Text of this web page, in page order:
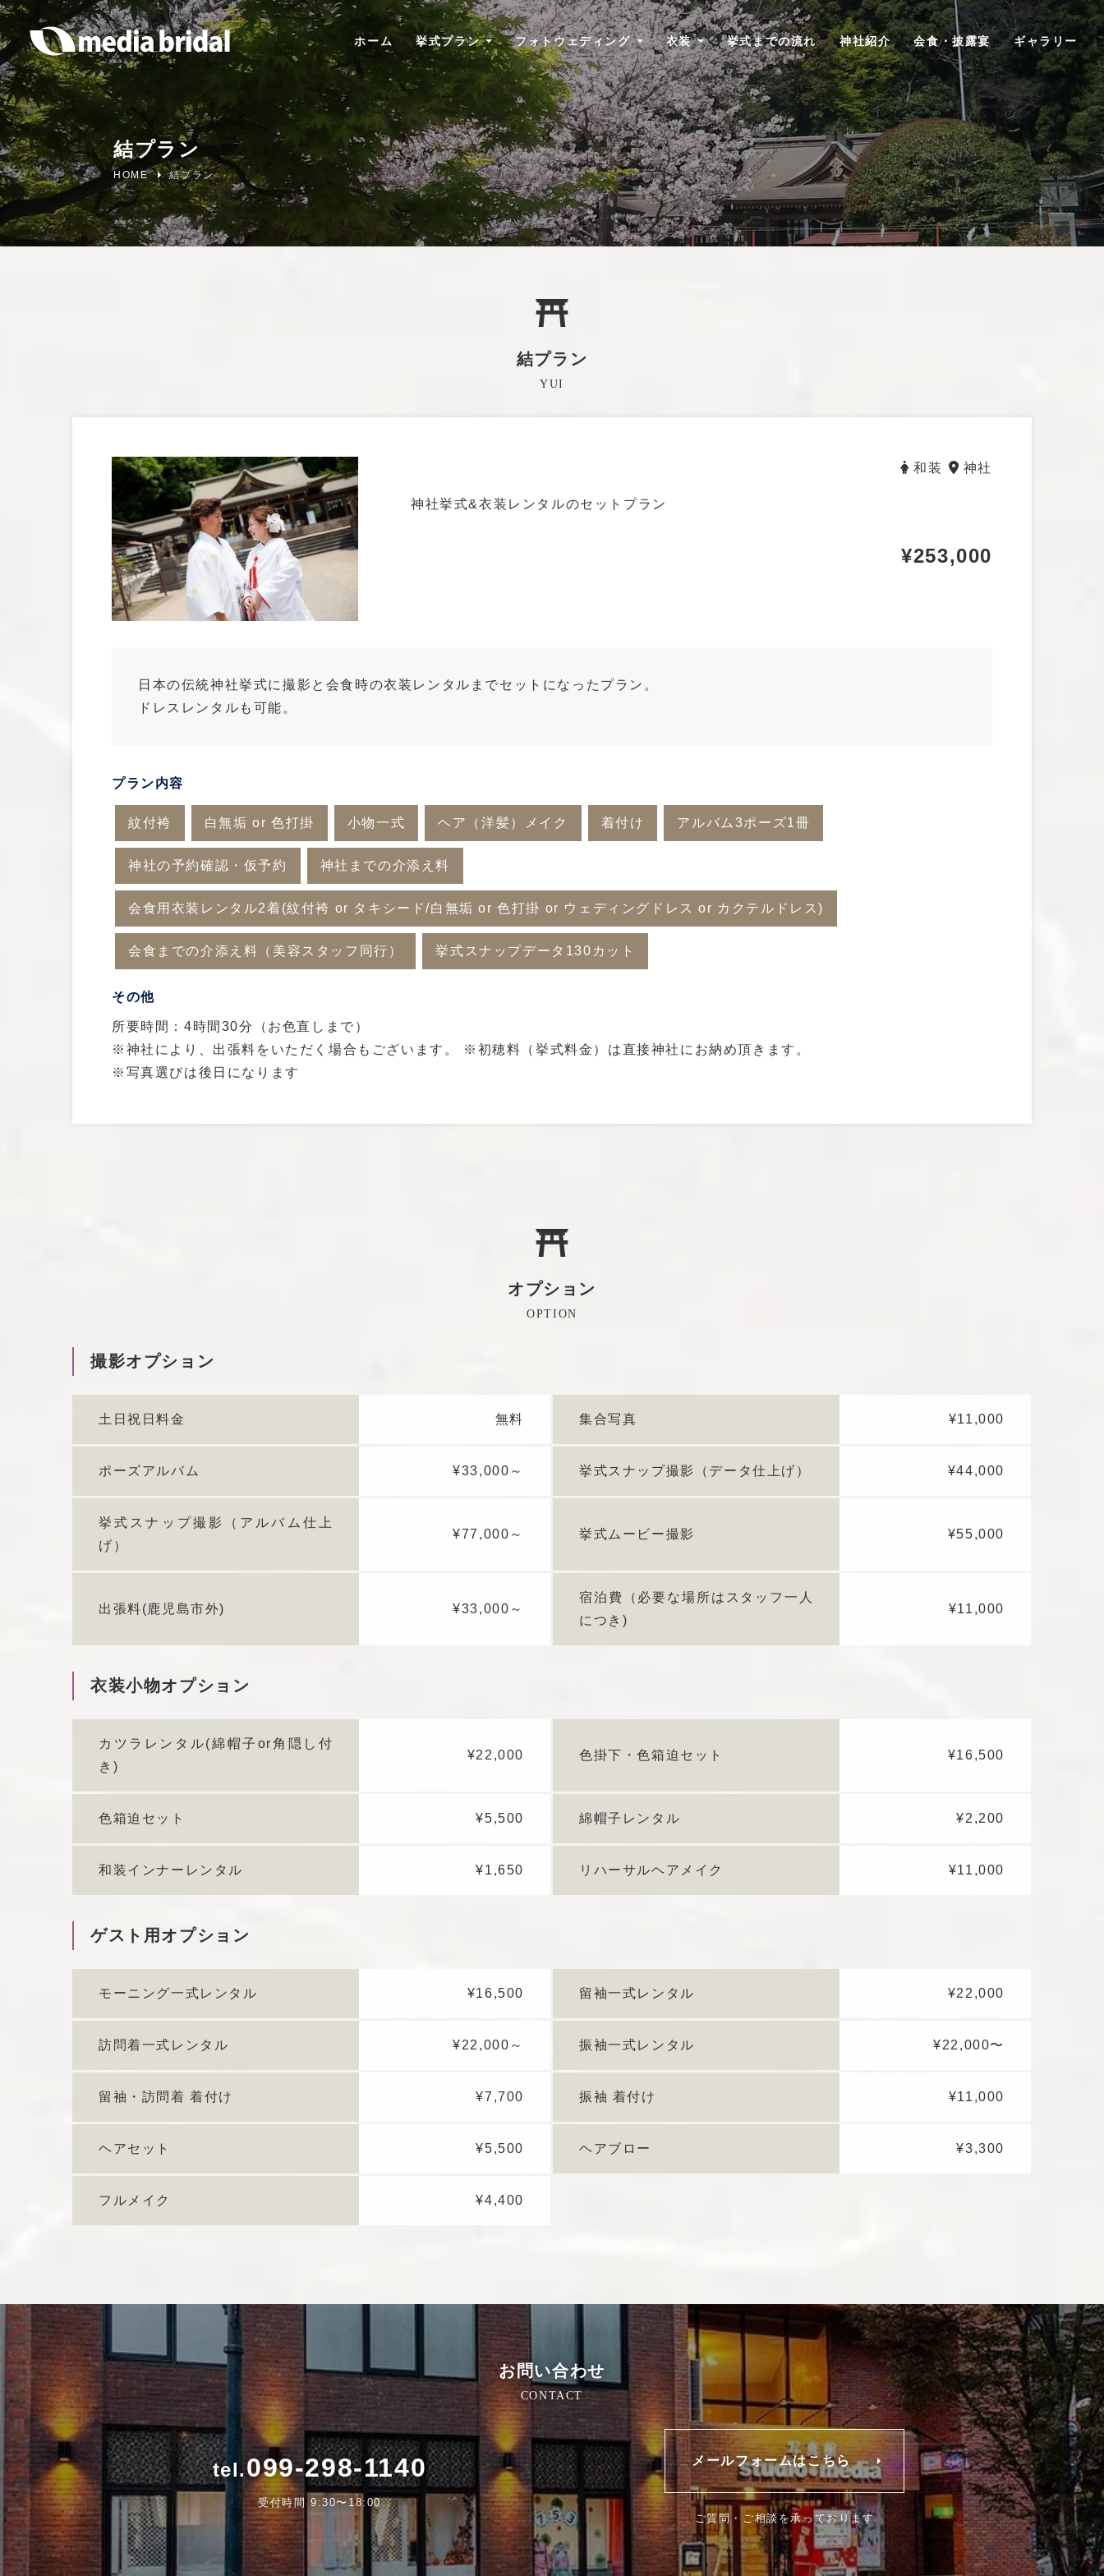
ホーム 挙式プラン
寿プラン 絆プラン 結プラン
フォトウェディング
スタジオフォトウェディング
ロケーションフォトウェディ
ング
衣装
色打掛 白無垢 掛下 訪問着
紋付袴
挙式までの流れ 神社紹介 会食・披露宴 ギャラリー
結プラン
HOME 結プラン
結プラン
和装 神社
神社挙式&衣装レンタルのセットプラン
¥253,000
日本の伝統神社挙式に撮影と会食時の衣装レンタルまでセットになったプラン。
ドレスレンタルも可能。
プラン内容
紋付袴 白無垢 or 色打掛 小物一式 ヘア（洋髪）メイク 着付け アルバム3ポーズ1冊
神社の予約確認・仮予約 神社までの介添え料
会食用衣装レンタル2着(紋付袴 or タキシード/白無垢 or 色打掛 or ウェディングドレス or カクテルドレス)
会食までの介添え料（美容スタッフ同行） 挙式スナップデータ130カット
その他
所要時間：4時間30分（お色直しまで）
※神社により、出張料をいただく場合もございます。 ※初穂料（挙式料金）は直接神社にお納め頂きます。
※写真選びは後日になります
オプション
撮影オプション
土日祝日料金 無料 集合写真 ¥11,000
ポーズアルバム ¥33,000～ 挙式スナップ撮影（データ仕上げ） ¥44,000
挙式スナップ撮影（アルバム仕上
げ）
¥77,000～ 挙式ムービー撮影 ¥55,000
出張料(鹿児島市外) ¥33,000～
宿泊費（必要な場所はスタッフ一人
につき)
¥11,000
衣装小物オプション
カツラレンタル(綿帽子or角隠し付
き)
¥22,000 色掛下・色箱迫セット ¥16,500
色箱迫セット ¥5,500 綿帽子レンタル ¥2,200
和装インナーレンタル ¥1,650 リハーサルヘアメイク ¥11,000
ゲスト用オプション
モーニング一式レンタル ¥16,500 留袖一式レンタル ¥22,000
訪問着一式レンタル ¥22,000～ 振袖一式レンタル ¥22,000〜
留袖・訪問着 着付け ¥7,700 振袖 着付け ¥11,000
ヘアセット ¥5,500 ヘアブロー ¥3,300
フルメイク ¥4,400
お問い合わせ
099-298-1140
受付時間 9:30〜18:00
メールフォームはこちら
ご質問・ご相談を承っております